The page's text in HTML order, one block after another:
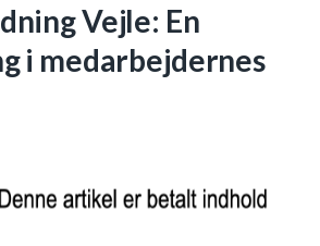
Vejle: En
i medarbejdernes